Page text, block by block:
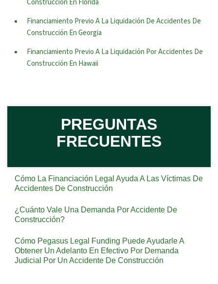
Construcción En Florida
Financiamiento Previo A La Liquidación De Accidentes De
Construcción En Georgia
Financiamiento Previo A La Liquidación Por Accidentes De
Construcción En Hawaii
PREGUNTAS
FRECUENTES
Cómo La Financiación Legal Ayuda A Las Víctimas De
Accidentes De Construcción
¿Cuánto Vale Una Demanda Por Accidente De
Construcción?
Cómo Pegasus Legal Funding Puede Ayudarle A
Obtener Un Adelanto En Efectivo Por Demanda
Judicial Por Un Accidente De Construcción